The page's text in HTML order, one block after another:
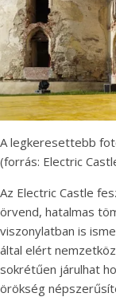
A legkeresettebb
(forrás: Electric
Az Electric Castle
örvend, hatalmas
viszonylatban is
által elért
sokrétűen járulhat
örökség